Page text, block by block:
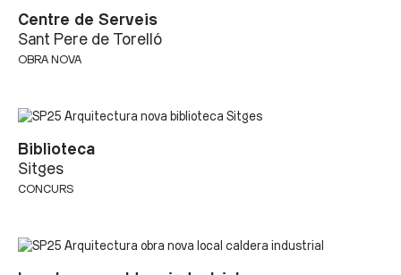
Centre de Serveis
Sant Pere de Torelló
OBRA NOVA
Biblioteca
Sitges
CONCURS